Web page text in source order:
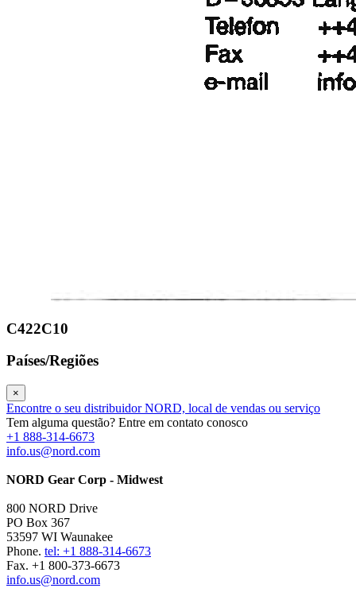
C422C10
Países/Regiões
×
Encontre o seu distribuidor NORD, local de vendas ou serviço
Tem alguma questão? Entre em contato conosco
+1 888-314-6673
info.us@nord.com
NORD Gear Corp - Midwest
800 NORD Drive
PO Box 367
53597 WI Waunakee
Phone. tel: +1 888-314-6673
Fax. +1 800-373-6673
info.us@nord.com